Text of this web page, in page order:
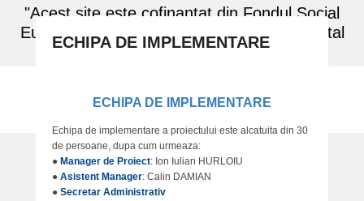
"Acest site este cofinantat din Fondul Social
European prin Programul Operational Capital
Uman 2014 - 2020"
Antreprenori SMART
Tineri Responsabili, Ambițioși, Motivați, de Succes
ECHIPA DE IMPLEMENTARE
e
o
n
ECHIPA DE IMPLEMENTARE
Echipa de implementare a proiectului este alcatuita din 30
de persoane, dupa cum urmeaza:
● Manager de Proiect: Ion Iulian HURLOIU
● Asistent Manager: Calin DAMIAN
● Secretar Administrativ